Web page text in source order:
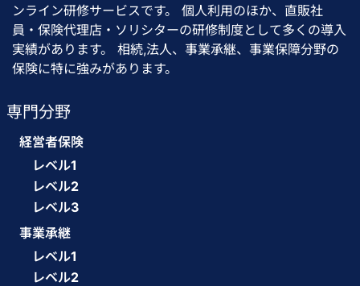
ンライン研修サービスです。 個人利用のほか、直販社
員・保険代理店・ソリシターの研修制度として多くの導入
実績があります。 相続,法人、事業承継、事業保障分野の
保険に特に強みがあります。
専門分野
経営者保険
レベル1
レベル2
レベル3
事業承継
レベル1
レベル2